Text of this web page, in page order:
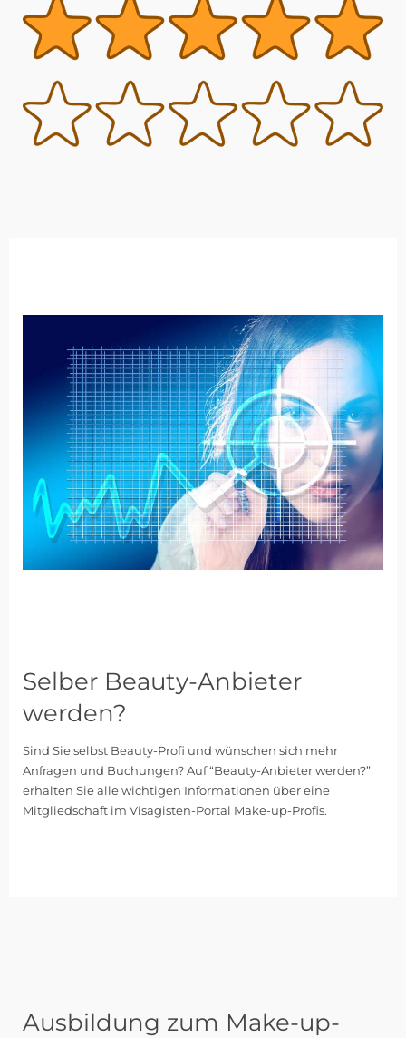
Selber Beauty-Anbieter
werden?
Sind Sie selbst Beauty-Profi und wünschen sich mehr
Anfragen und Buchungen? Auf “Beauty-Anbieter werden?”
erhalten Sie alle wichtigen Informationen über eine
Mitgliedschaft im Visagisten-Portal Make-up-Profis.
Ausbildung zum Make-up-